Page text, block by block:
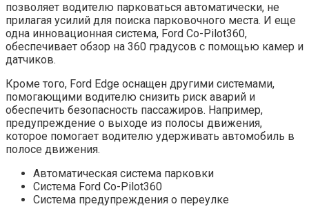
позволяет водителю парковаться автоматически, не
прилагая усилий для поиска парковочного места. И еще
одна инновационная система, Ford Co-Pilot360,
обеспечивает обзор на 360 градусов с помощью камер и
датчиков.
Кроме того, Ford Edge оснащен другими системами,
помогающими водителю снизить риск аварий и
обеспечить безопасность пассажиров. Например,
предупреждение о выходе из полосы движения,
которое помогает водителю удерживать автомобиль в
полосе движения.
Автоматическая система парковки
Система Ford Co-Pilot360
Система предупреждения о переулке